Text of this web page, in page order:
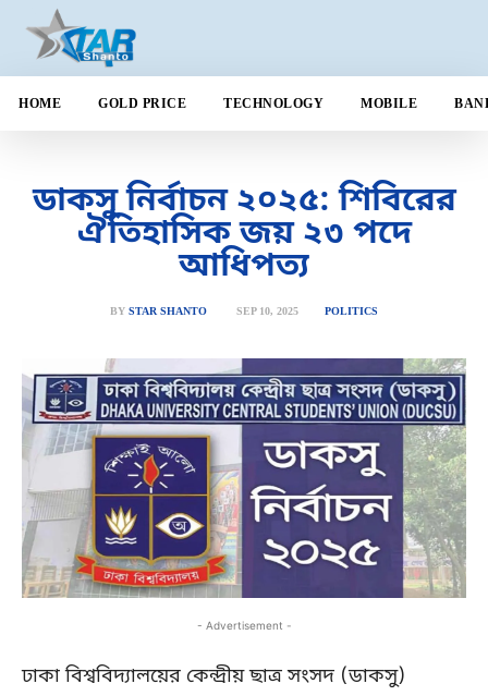
HOME GOLD PRICE TECHNOLOGY MOBILE
ডাকসু নির্বাচন ২০২৫: শিবিরের
ঐতিহাসিক জয় ২৩ পদে
আধিপত্য
BY STAR SHANTO SEP 10, 2025 POLITICS
- Advertisement -
ঢাকা বিশ্ববিদ্যালয়ের কেন্দ্রীয় ছাত্র সংসদ (ডাকসু)